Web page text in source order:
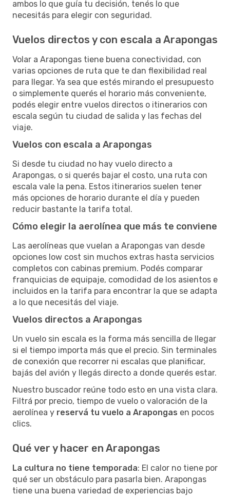
ambos lo que guía tu decisión, tenés lo que
necesitás para elegir con seguridad.
Vuelos directos y con escala a Arapongas
Volar a Arapongas tiene buena conectividad, con
varias opciones de ruta que te dan flexibilidad real
para llegar. Ya sea que estés mirando el presupuesto
o simplemente querés el horario más conveniente,
podés elegir entre vuelos directos o itinerarios con
escala según tu ciudad de salida y las fechas del
viaje.
Vuelos con escala a Arapongas
Si desde tu ciudad no hay vuelo directo a
Arapongas, o si querés bajar el costo, una ruta con
escala vale la pena. Estos itinerarios suelen tener
más opciones de horario durante el día y pueden
reducir bastante la tarifa total.
Cómo elegir la aerolínea que más te conviene
Las aerolíneas que vuelan a Arapongas van desde
opciones low cost sin muchos extras hasta servicios
completos con cabinas premium. Podés comparar
franquicias de equipaje, comodidad de los asientos e
incluidos en la tarifa para encontrar la que se adapta
a lo que necesitás del viaje.
Vuelos directos a Arapongas
Un vuelo sin escala es la forma más sencilla de llegar
si el tiempo importa más que el precio. Sin terminales
de conexión que recorrer ni escalas que planificar,
bajás del avión y llegás directo a donde querés estar.
Nuestro buscador reúne todo esto en una vista clara.
Filtrá por precio, tiempo de vuelo o valoración de la
aerolínea y reservá tu vuelo a Arapongas en pocos
clics.
Qué ver y hacer en Arapongas
La cultura no tiene temporada: El calor no tiene por
qué ser un obstáculo para pasarla bien. Arapongas
tiene una buena variedad de experiencias bajo